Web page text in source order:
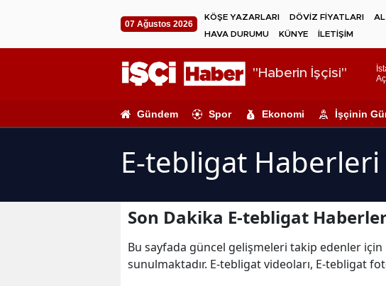
07 Ağustos 2026
KÖŞE YAZARLARI DÖVİZ FİYATLARI
HAVA DURUMU
KÜNYE İLETİŞİM
"Haberin İşçisi"
Gündem Spor Ekonomi İşçinin
E-tebligat Haberleri
Son Dakika E-tebligat
Bu sayfada güncel gelişmeleri takip edenler
sunulmaktadır. E-tebligat videoları, E-tebligat